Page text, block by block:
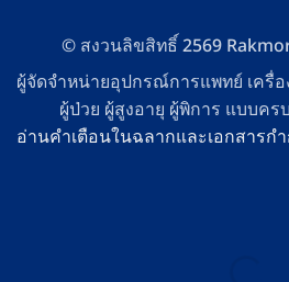
© สงวนลิขสิทธิ์ 2569
ผู้จัดจำหน่ายอุปกรณ์การแพทย์ เครื่
ผู้ป่วย ผู้สูงอายุ ผู้พิการ แบบคร
อ่านคำเตือนในฉลากและเอกสารก